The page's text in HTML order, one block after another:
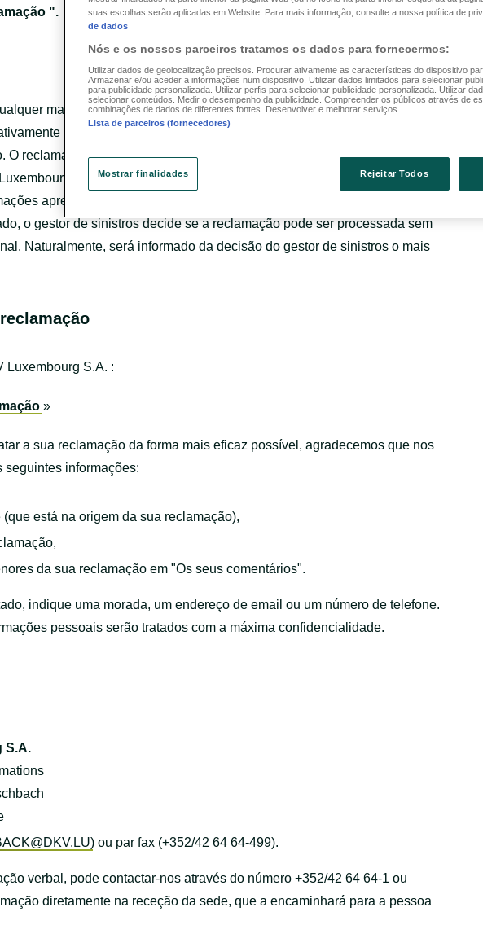
".
manifestação de descontentamento dirigida à companhia de seguros
a um contrato de seguro ou a uma prestação deve ser considerada
O reclamante é a pessoa que tem o direito de ver a sua reclamação
S.A.: por exemplo, tomadores de seguros, segurados, beneficiários,
apresentadas por representantes autorizados, familiares ou consultores
o gestor de sinistros decide se a reclamação pode ser processada sem
Naturalmente, será informado da decisão do gestor de sinistros o mais
Luxembourg S.A. :
»
a sua reclamação da forma mais eficaz possível, agradecemos que nos
seguintes informações:
está na origem da sua reclamação),
da sua reclamação em "Os seus comentários".
indique uma morada, um endereço de email ou um número de telefone.
pessoais serão tratados com a máxima confidencialidade.
S.A.
) ou par fax (+352/42 64 64-499).
verbal, pode contactar-nos através do número +352/42 64 64-1 ou
diretamente na receção da sede, que a encaminhará para a pessoa
suas escolhas serão aplicadas em Website. Para mais informação, consulte a nossa política de
de dados
Nós e os nossos parceiros tratamos os dados para fornecermos:
Utilizar dados de geolocalização precisos. Procurar ativamente as características do dispositivo
Armazenar e/ou aceder a informações num dispositivo. Utilizar dados limitados para selecionar
para publicidade personalizada. Utilizar perfis para selecionar publicidade personalizada. Utilizar
selecionar conteúdos. Medir o desempenho da publicidade. Compreender os públicos através de
combinações de dados de diferentes fontes. Desenvolver e melhorar serviços.
Lista de parceiros (fornecedores)
Mostrar finalidades Rejeitar Todos